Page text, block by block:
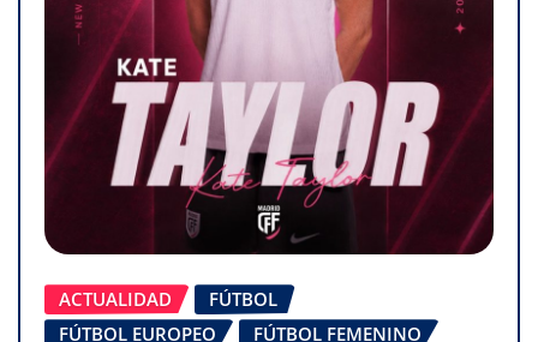
ACTUALIDAD
FÚTBOL
FÚTBOL EUROPEO
FÚTBOL FEMENINO